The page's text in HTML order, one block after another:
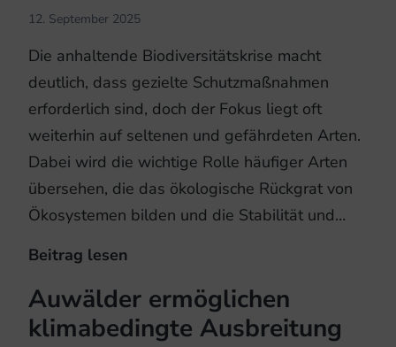
Singvögel
12. September 2025
Die anhaltende Biodiversitätskrise macht
deutlich, dass gezielte Schutzmaßnahmen
erforderlich sind, doch der Fokus liegt oft
weiterhin auf seltenen und gefährdeten Arten.
Dabei wird die wichtige Rolle häufiger Arten
übersehen, die das ökologische Rückgrat von
Ökosystemen bilden und die Stabilität und…
Beitrag lesen
Schutz
häufiger
Auwälder ermöglichen
klimabedingte Ausbreitung